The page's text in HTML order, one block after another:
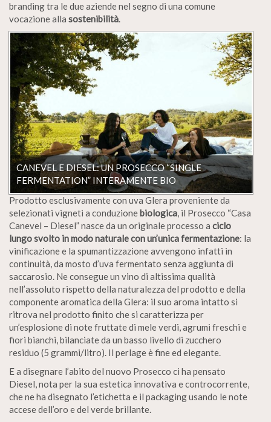
branding tra le due aziende nel segno di una comune
vocazione alla sostenibilità.
CANEVEL E DIESEL: UN PROSECCO “SINGLE
FERMENTATION” INTERAMENTE BIO
Prodotto esclusivamente con uva Glera proveniente da
selezionati vigneti a conduzione biologica, il Prosecco “Casa
Canevel – Diesel” nasce da un originale processo a ciclo
lungo svolto in modo naturale con un’unica fermentazione: la
vinificazione e la spumantizzazione avvengono infatti in
continuità, da mosto d’uva fermentato senza aggiunta di
saccarosio. Ne consegue un vino di altissima qualità
nell’assoluto rispetto della naturalezza del prodotto e della
componente aromatica della Glera: il suo aroma intatto si
ritrova nel prodotto finito che si caratterizza per
un’esplosione di note fruttate di mele verdi, agrumi freschi e
fiori bianchi, bilanciate da un basso livello di zucchero
residuo (5 grammi/litro). Il perlage è fine ed elegante.
E a disegnare l’abito del nuovo Prosecco ci ha pensato
Diesel, nota per la sua estetica innovativa e controcorrente,
che ne ha disegnato l’etichetta e il packaging usando le note
accese dell’oro e del verde brillante.